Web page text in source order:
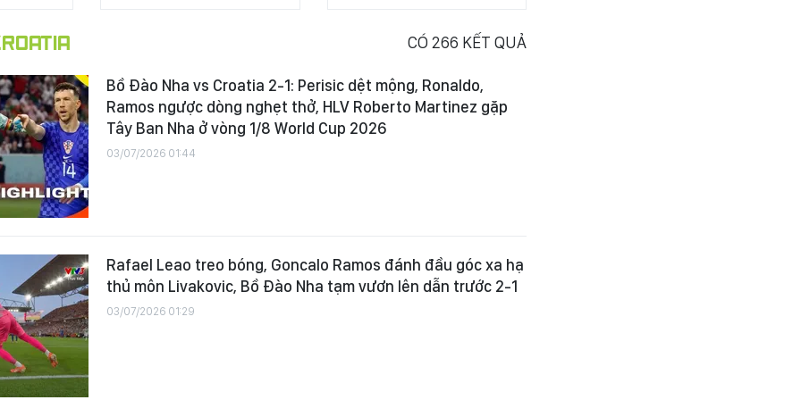
CÓ 266 KẾT QUẢ
Bồ Đào Nha vs Croatia 2-1: Perisic dệt mộng, Ronaldo,
Ramos ngược dòng nghẹt thở, HLV Roberto Martinez gặp
Tây Ban Nha ở vòng 1/8 World Cup 2026
03/07/2026 01:44
Rafael Leao treo bóng, Goncalo Ramos đánh đầu góc xa hạ
thủ môn Livakovic, Bồ Đào Nha tạm vươn lên dẫn trước 2-1
03/07/2026 01:29